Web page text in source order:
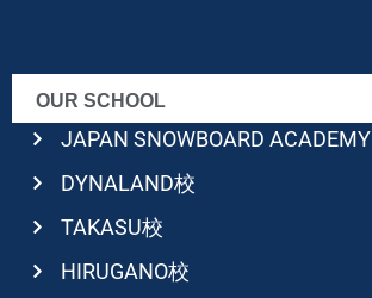
OUR SCHOOL
JAPAN SNOWBOARD ACADEMY
DYNALAND校
TAKASU校
HIRUGANO校